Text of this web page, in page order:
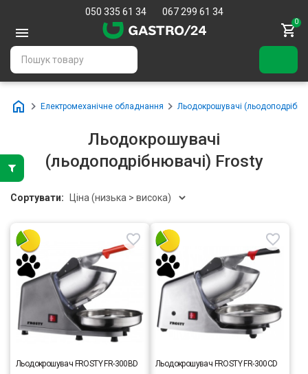
050 335 61 34 067 299 61 34
0
Електромеханічне обладнання Льодокрошувачі
Льодокрошувачі
(льодоподрібнювачі) Frosty
Сортувати:
Льодокрошувач FROSTY FR-300BD Льодокрошувач FROSTY FR-300CD